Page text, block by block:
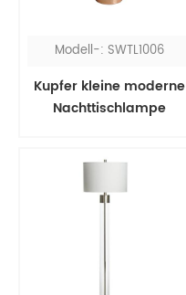
Modell-: SWTL1006
Kupfer kleine moderne
Nachttischlampe